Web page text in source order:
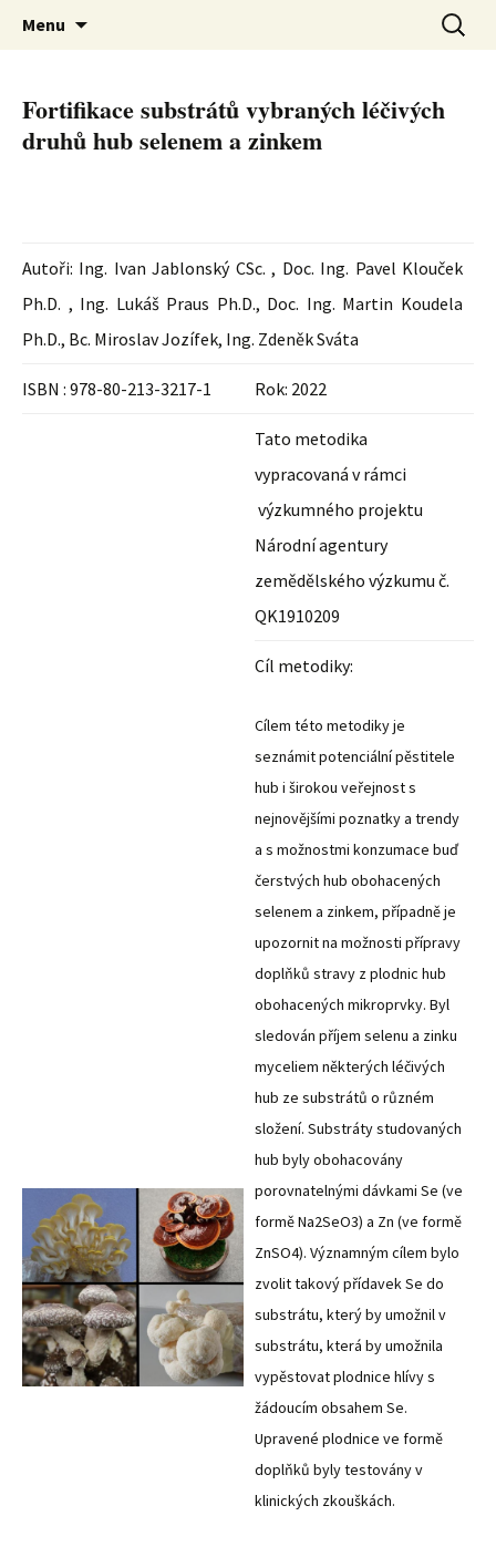
Metodiky
Menu
Fortifikace substrátů vybraných léčivých
druhů hub selenem a zinkem
Autoři: Ing. Ivan Jablonský CSc. , Doc. Ing. Pavel Klouček
Ph.D. , Ing. Lukáš Praus Ph.D., Doc. Ing. Martin Koudela
Ph.D., Bc. Miroslav Jozífek, Ing. Zdeněk Sváta
ISBN : 978-80-213-3217-1 Rok: 2022
Tato metodika
vypracovaná v rámci
výzkumného projektu
Národní agentury
zemědělského výzkumu č.
QK1910209
Cíl metodiky:
Cílem této metodiky je
seznámit potenciální pěstitele
hub i širokou veřejnost s
nejnovějšími poznatky a trendy
a s možnostmi konzumace buď
čerstvých hub obohacených
selenem a zinkem, případně je
upozornit na možnosti přípravy
doplňků stravy z plodnic hub
obohacených mikroprvky. Byl
sledován příjem selenu a zinku
myceliem některých léčivých
hub ze substrátů o různém
složení. Substráty studovaných
hub byly obohacovány
porovnatelnými dávkami Se (ve
formě Na2SeO3) a Zn (ve formě
ZnSO4). Významným cílem bylo
zvolit takový přídavek Se do
substrátu, který by umožnil v
substrátu, která by umožnila
vypěstovat plodnice hlívy s
žádoucím obsahem Se.
Upravené plodnice ve formě
doplňků byly testovány v
klinických zkouškách.